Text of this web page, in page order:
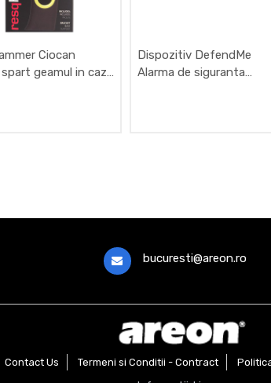
Ciocan
geamul in caz
Dispozitiv DefendMe
Alarma de siguranta
bucuresti@areon.ro
Contact Us Termeni si Conditii - Contract